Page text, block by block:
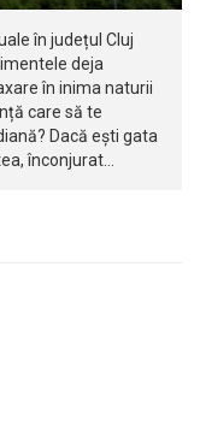
în județul Cluj
deja
în inima naturii
care să te
Dacă ești gata
înconjurat…